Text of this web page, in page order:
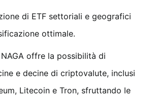
di ETF settoriali e geografici
ottimale.
NAGA offre la possibilità di
e decine di criptovalute, inclusi
Litecoin e Tron, sfruttando le